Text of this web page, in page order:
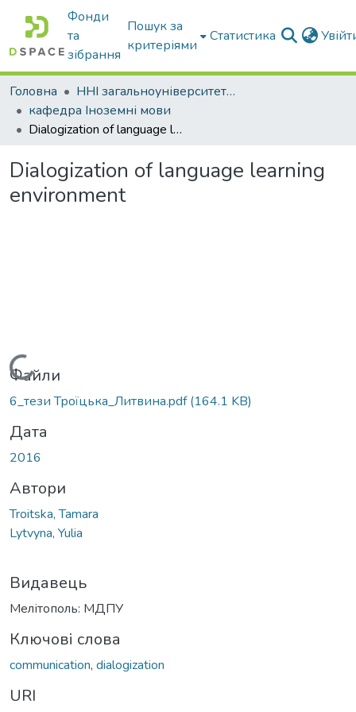
Фонди
та
зібрання
Пошук за
критеріями
Статистика
Головна
ННІ загальноуніверситетської підготовки
кафедра Іноземні мови
Dialogization of language learning environment
Dialogization of language learning
environment
Вантажиться...
Файли
6_тези Троїцька_Литвина.pdf(164.1 KB)
Дата
2016
Автори
Troitska, Tamara
Lytvyna, Yulia
Видавець
Мелітополь: МДПУ
Ключові слова
communication, dialogization
URI